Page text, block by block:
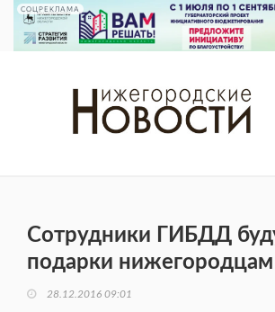
СОЦРЕКЛАМА
Сотрудники ГИБДД
подарки нижегородцам
28.12.2016 09:01